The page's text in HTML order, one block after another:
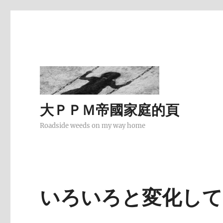
大ＰＰＭ帝國家庭的頁
Roadside weeds on my way home
いろいろと変化し